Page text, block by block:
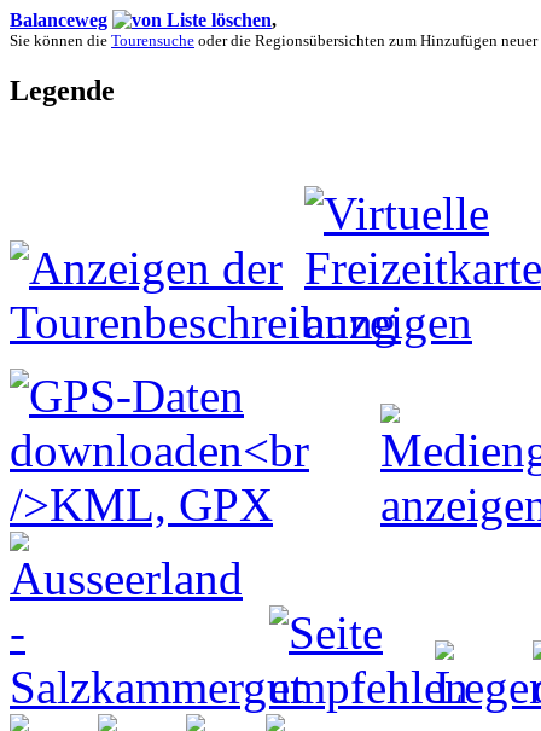
Balanceweg ,
Sie können die Tourensuche oder die Regionsübersichten zum Hinzufügen
Legende